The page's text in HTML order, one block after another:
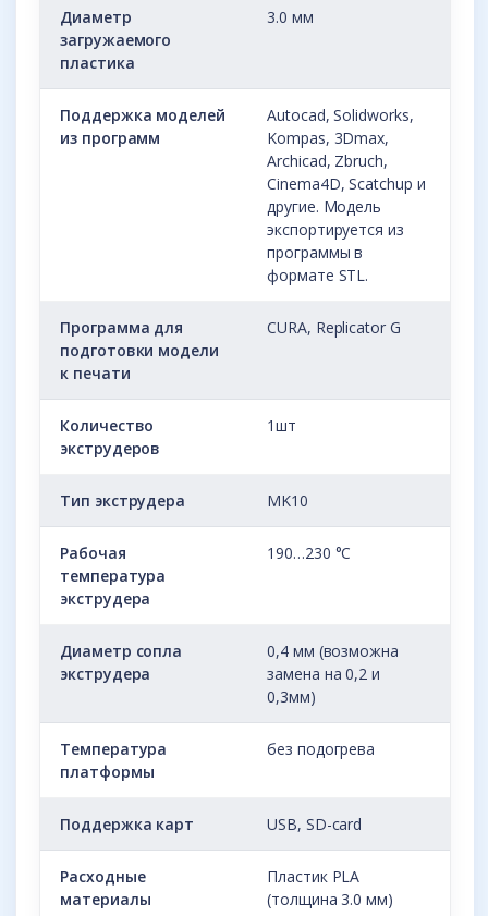
Диаметр
загружаемого
пластика
3.0 мм
Поддержка моделей
из программ
Autocad, Solidworks,
Kompas, 3Dmax,
Archicad, Zbruch,
Cinema4D, Scatchup и
другие. Модель
экспортируется из
программы в
формате STL.
Программа для
подготовки модели
к печати
CURA, Replicator G
Количество
экструдеров
1шт
Тип экструдера MK10
Рабочая
температура
экструдера
190…230 °С
Диаметр сопла
экструдера
0,4 мм (возможна
замена на 0,2 и
0,3мм)
Температура
платформы
без подогрева
Поддержка карт USB, SD-card
Расходные
материалы
Пластик PLA
(толщина 3.0 мм)